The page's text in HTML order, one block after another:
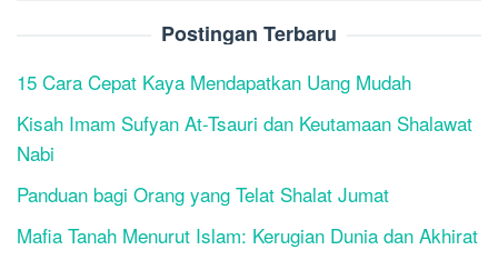
Postingan Terbaru
15 Cara Cepat Kaya Mendapatkan Uang Mudah
Kisah Imam Sufyan At-Tsauri dan Keutamaan Shalawat
Nabi
Panduan bagi Orang yang Telat Shalat Jumat
Mafia Tanah Menurut Islam: Kerugian Dunia dan Akhirat